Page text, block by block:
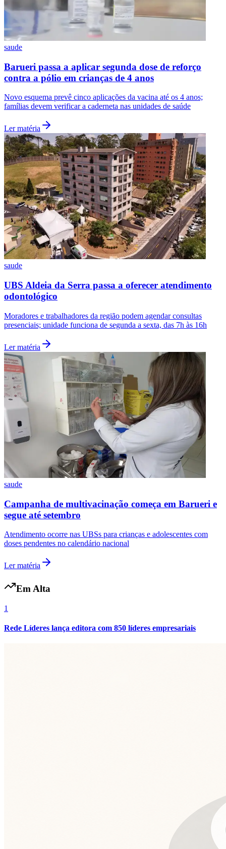
Internacional
Atlético-MG
saude
Barueri passa a aplicar segunda dose de reforço
contra a pólio em crianças de 4 anos
Novo esquema prevê cinco aplicações da vacina até os 4 anos;
famílias devem verificar a caderneta nas unidades de saúde
Ler matéria
saude
UBS Aldeia da Serra passa a oferecer atendimento
odontológico
Moradores e trabalhadores da região podem agendar consultas
presenciais; unidade funciona de segunda a sexta, das 7h às 16h
Ler matéria
saude
Campanha de multivacinação começa em Barueri e
segue até setembro
Atendimento ocorre nas UBSs para crianças e adolescentes com
doses pendentes no calendário nacional
Ler matéria
Em Alta
1
Rede Líderes lança editora com 850 líderes empresariais